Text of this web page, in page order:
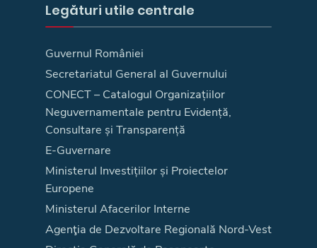
Legături utile centrale
Guvernul României
Secretariatul General al Guvernului
CONECT – Catalogul Organizațiilor
Neguvernamentale pentru Evidență,
Consultare și Transparență
E-Guvernare
Ministerul Investițiilor și Proiectelor
Europene
Ministerul Afacerilor Interne
Agenţia de Dezvoltare Regională Nord-Vest